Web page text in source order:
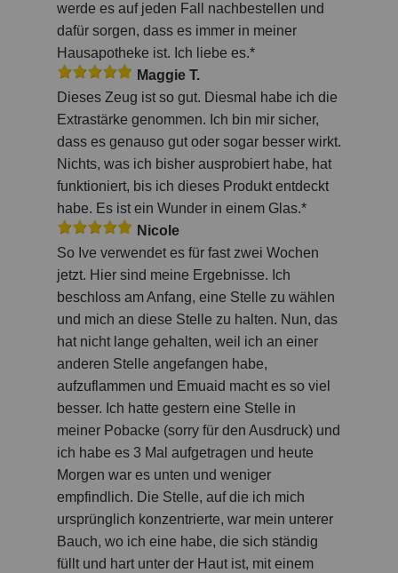
werde es auf jeden Fall nachbestellen und
dafür sorgen, dass es immer in meiner
Hausapotheke ist. Ich liebe es.*
Maggie T.
Dieses Zeug ist so gut. Diesmal habe ich die
Extrastärke genommen. Ich bin mir sicher,
dass es genauso gut oder sogar besser wirkt.
Nichts, was ich bisher ausprobiert habe, hat
funktioniert, bis ich dieses Produkt entdeckt
habe. Es ist ein Wunder in einem Glas.*
Nicole
So Ive verwendet es für fast zwei Wochen
jetzt. Hier sind meine Ergebnisse. Ich
beschloss am Anfang, eine Stelle zu wählen
und mich an diese Stelle zu halten. Nun, das
hat nicht lange gehalten, weil ich an einer
anderen Stelle angefangen habe,
aufzuflammen und Emuaid macht es so viel
besser. Ich hatte gestern eine Stelle in
meiner Pobacke (sorry für den Ausdruck) und
ich habe es 3 Mal aufgetragen und heute
Morgen war es unten und weniger
empfindlich. Die Stelle, auf die ich mich
ursprünglich konzentrierte, war mein unterer
Bauch, wo ich eine habe, die sich ständig
füllt und hart unter der Haut ist, mit einem